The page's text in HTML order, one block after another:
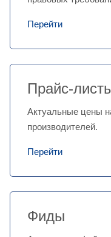
Перейти
Прайс-
Актуальные цены
производителей.
Перейти
Фиды